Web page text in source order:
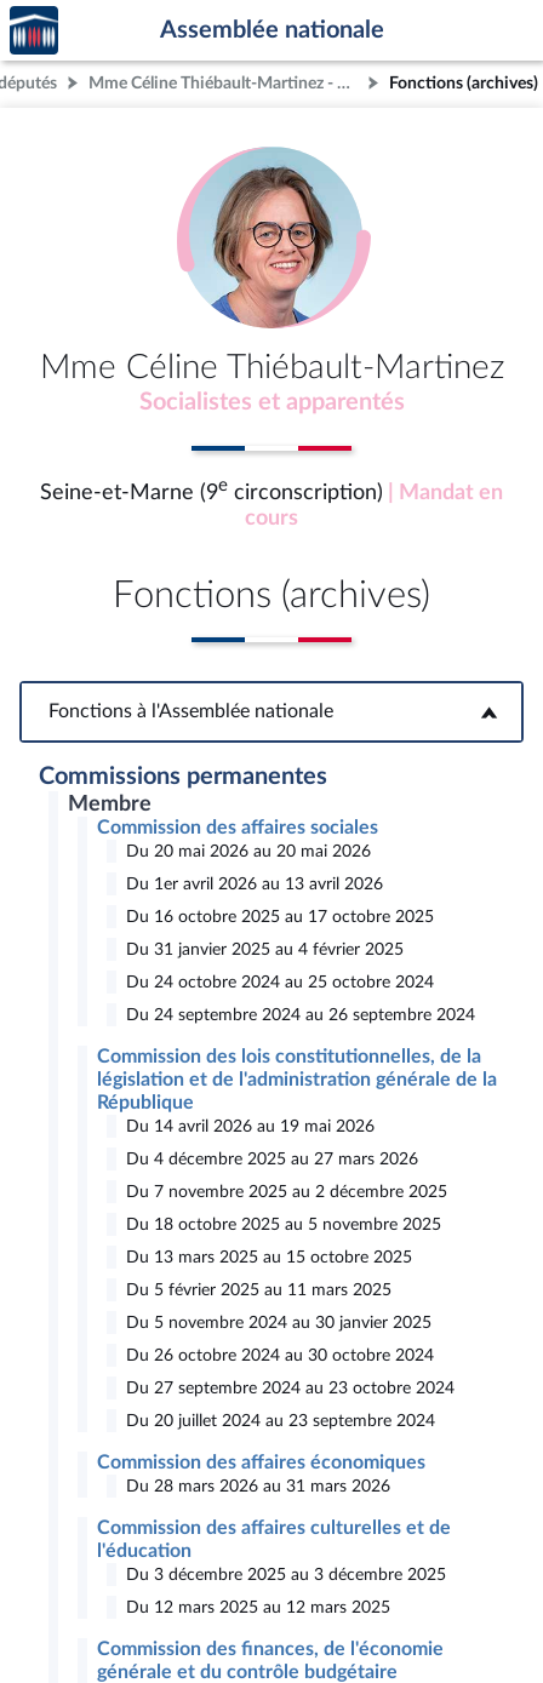
Aller au contenu
Aller en bas de la page
Accèder
à la
page
d'accueil
Assemblée nationale
Mme Céline Thiébault-Martinez - Seine-et-Marne (9e circonscription) Fonctions (archives)
Mme Céline Thiébault-Martinez
Socialistes et apparentés
Seine-et-Marne (9e circonscription)
| Mandat en
cours
Fonctions (archives)
Fonctions à l'Assemblée nationale
Fonctions à l'Assemblée nationale
Commissions permanentes
Membre
Commission des affaires sociales
Du 20 mai 2026 au 20 mai 2026
Du 1er avril 2026 au 13 avril 2026
Du 16 octobre 2025 au 17 octobre 2025
Du 31 janvier 2025 au 4 février 2025
Du 24 octobre 2024 au 25 octobre 2024
Du 24 septembre 2024 au 26 septembre 2024
Commission des lois constitutionnelles, de la
législation et de l'administration générale de la
République
Du 14 avril 2026 au 19 mai 2026
Du 4 décembre 2025 au 27 mars 2026
Du 7 novembre 2025 au 2 décembre 2025
Du 18 octobre 2025 au 5 novembre 2025
Du 13 mars 2025 au 15 octobre 2025
Du 5 février 2025 au 11 mars 2025
Du 5 novembre 2024 au 30 janvier 2025
Du 26 octobre 2024 au 30 octobre 2024
Du 27 septembre 2024 au 23 octobre 2024
Du 20 juillet 2024 au 23 septembre 2024
Commission des affaires économiques
Du 28 mars 2026 au 31 mars 2026
Commission des affaires culturelles et de
l'éducation
Du 3 décembre 2025 au 3 décembre 2025
Du 12 mars 2025 au 12 mars 2025
Commission des finances, de l'économie
générale et du contrôle budgétaire